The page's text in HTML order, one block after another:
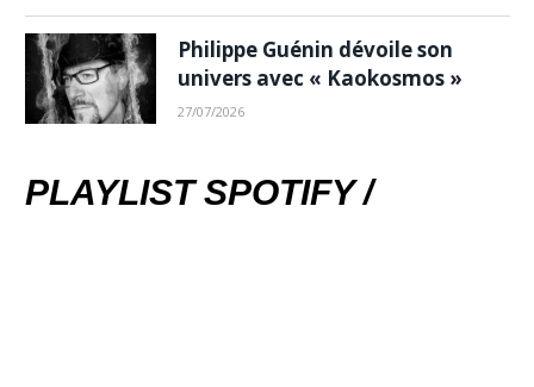
Philippe Guénin dévoile son
univers avec « Kaokosmos »
27/07/2026
PLAYLIST SPOTIFY /